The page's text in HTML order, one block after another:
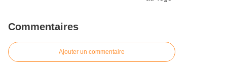
Commentaires
Ajouter un commentaire